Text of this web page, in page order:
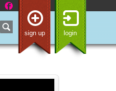
sign up login